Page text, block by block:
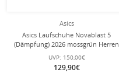
Asics
Asics Laufschuhe Novablast 5
(Dämpfung) 2026 mossgrün Herren
UVP: 150,00€
129,90€